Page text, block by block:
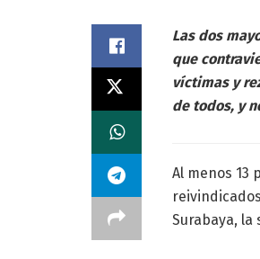
Las dos
que
víctimas y
de todos, y
Al menos 13
Surabaya,